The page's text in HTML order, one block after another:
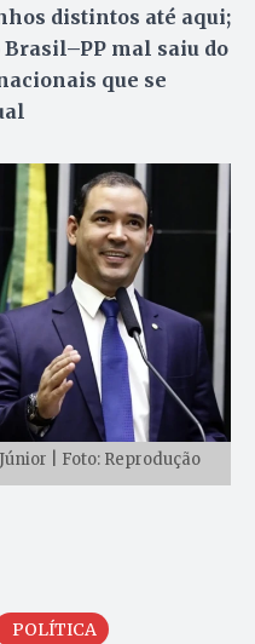
distintos até aqui;
Brasil–PP mal saiu do
que se
| Foto: Reprodução
POLÍTICA